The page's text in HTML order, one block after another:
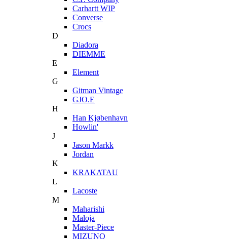
Carhartt WIP
Converse
Crocs
D
Diadora
DIEMME
E
Element
G
Gitman Vintage
GJO.E
H
Han Kjøbenhavn
Howlin'
J
Jason Markk
Jordan
K
KRAKATAU
L
Lacoste
M
Maharishi
Maloja
Master-Piece
MIZUNO